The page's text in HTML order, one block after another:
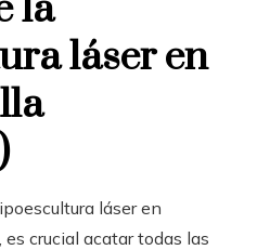
láser en
láser en
, es crucial acatar todas las